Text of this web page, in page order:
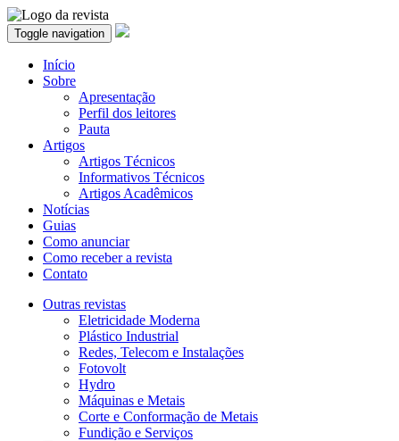
Toggle navigation
Início
Sobre
Apresentação
Perfil dos leitores
Pauta
Artigos
Artigos Técnicos
Informativos Técnicos
Artigos Acadêmicos
Notícias
Guias
Como anunciar
Como receber a revista
Contato
Outras revistas
Eletricidade Moderna
Plástico Industrial
Redes, Telecom e Instalações
Fotovolt
Hydro
Máquinas e Metais
Corte e Conformação de Metais
Fundição e Serviços